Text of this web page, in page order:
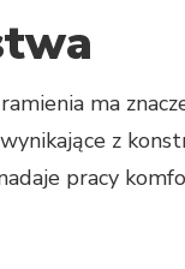
ma
z
pracy